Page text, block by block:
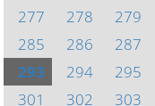
277
278 279
285
286 287
293
294 295
301
302 303